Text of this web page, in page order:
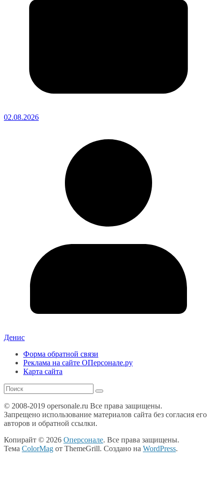
02.08.2026
Денис
Форма обратной связи
Реклама на сайте ОПерсонале.ру
Карта сайта
© 2008-2019 opersonale.ru Все права защищены.
Запрещено использование материалов сайта без согласия его
авторов и обратной ссылки.
Копирайт © 2026 Оперсонале. Все права защищены.
Тема ColorMag от ThemeGrill. Создано на WordPress.